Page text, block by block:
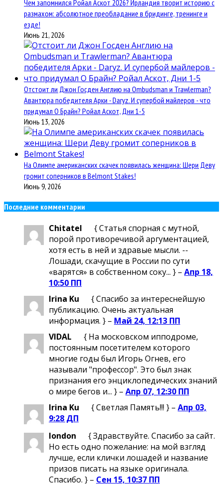
Чем запомнился Ройал Аскот 2026? Ирландия творит историю с
размахом: абсолютное преобладание в бридинге, тренинге и
езде!
Июнь 21, 2026
Отстоит ли Джон Госден Англию на Ombudsman и Trawlerman?
Авантюра победителя Арки - Daryz. И супербой майлеров - что
придумал О Брайн? Ройал Аскот, Дни 1-5
Июнь 13, 2026
На Олимпе американских скачек появилась женщина: Шери Деву
громит соперников в Belmont Stakes!
Июнь 9, 2026
Последние комментарии
Chitatel
{ Статья спорная с мутной,
порой противоречивой аргументацией,
хотя есть в ней и здравые мысли. --
Лошади, скачущие в России по сути
«варятся» в собственном соку... } – Апр 18,
10:50 ПП
Irina Ku
{ Спасибо за интереснейшую
публикацию. Очень актуальная
информация. } – Май 24, 12:13 ПП
VIDAL
{ На московском ипподроме,
постоянным посетителем которого
многие годы был Игорь Огнев, его
называли "профессор". Это был знак
признания его энциклопедических знаний
о мире бегов и... } – Апр 07, 12:30 ПП
Irina Ku
{ Светлая Память!!! } – Апр 03,
9:28 ДП
london
{ Здравствуйте. Спасибо за сайт.
Но есть одно пожелание: на мой взгляд
лучше, если клички лошадей и название
призов писать на языке оригинала.
Спасибо. } – Сен 15, 10:37 ПП